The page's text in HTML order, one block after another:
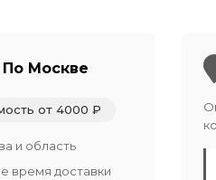
По Москве
от 4000 ₽
и область
время доставки